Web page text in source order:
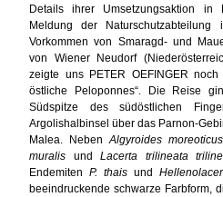
Details ihrer Umsetzungsaktion in
Meldung der Naturschutzabteilung
Vorkommen von Smaragd- und
von Wiener Neudorf
zeigte uns PETER OEFINGER
östliche Peloponnes“. Die Reise
Südspitze des südöstlichen
Argolishalbinsel über das Parnon-
Malea. NebenAlgyroides moreoticus
muralis undLacerta trilineata
Endemiten P. thaisund
beeindruckende schwarze Farbform,